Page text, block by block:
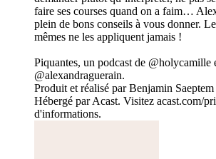
faire ses courses quand on a faim…
plein de bons conseils à vous donner.
mêmes ne les appliquent jamais !
Piquantes, un podcast de @holycamille
@alexandraguerain.
Produit et réalisé par Benjamin
Hébergé par Acast. Visitez acast.com/
d'informations.